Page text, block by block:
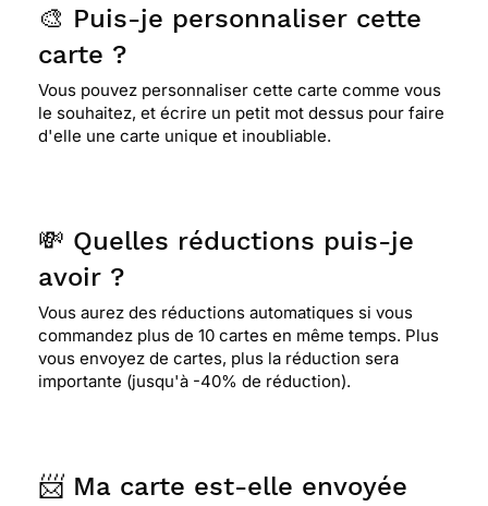
🎨 Puis-je personnaliser cette
carte ?
Vous pouvez personnaliser cette carte comme vous
le souhaitez, et écrire un petit mot dessus pour faire
d'elle une carte unique et inoubliable.
💸 Quelles réductions puis-je
avoir ?
Vous aurez des réductions automatiques si vous
commandez plus de 10 cartes en même temps. Plus
vous envoyez de cartes, plus la réduction sera
importante (jusqu'à -40% de réduction).
📨 Ma carte est-elle envoyée